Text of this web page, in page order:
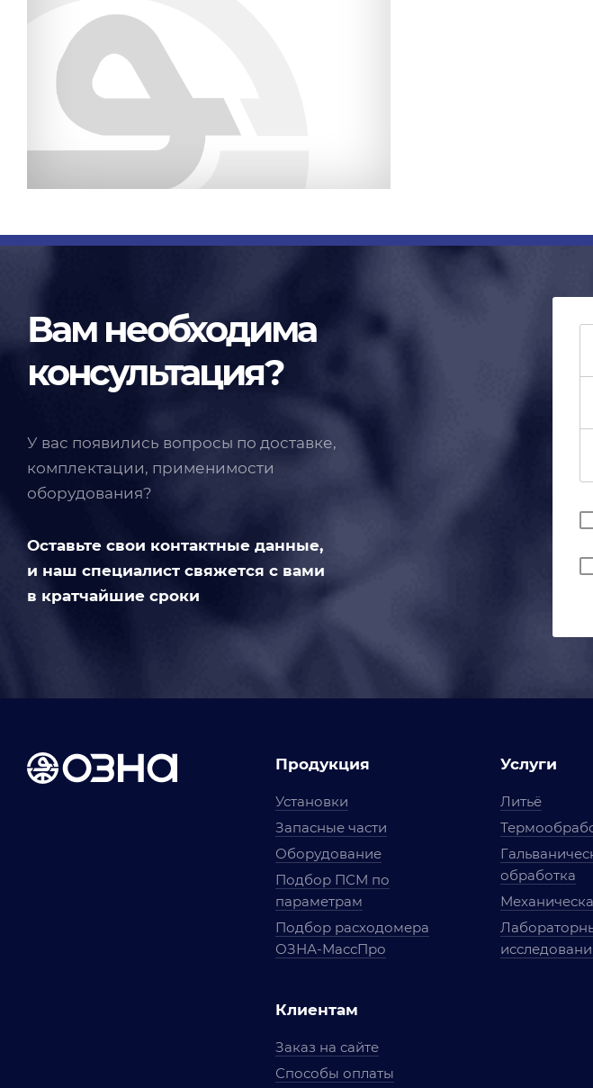
Вам необходима
консультация?
У вас появились вопросы по доставке,
комплектации, применимости
оборудования?
Оставьте свои контактные данные,
и наш специалист свяжется с вами
в кратчайшие сроки
Продукция
Установки
Запасные части
Оборудование
Подбор ПСМ по
параметрам
Подбор расходомера
ОЗНА-МассПро
Клиентам
Заказ на сайте
Способы оплаты
Услуги
Литьё
обработка